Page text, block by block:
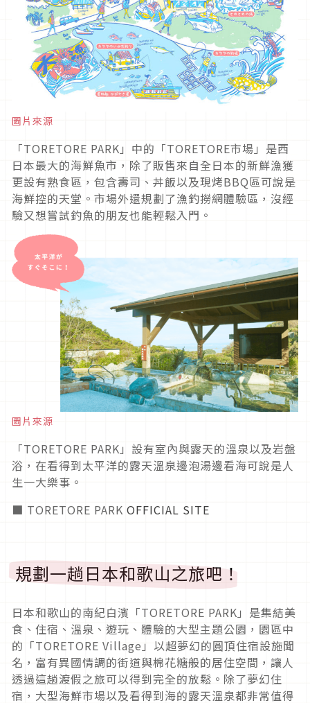
圖片來源
「TORETORE PARK」中的「TORETORE市場」是西
日本最大的海鮮魚市，除了販售來自全日本的新鮮漁獲
更設有熟食區，包含壽司、丼飯以及現烤BBQ區可說是
海鮮控的天堂。市場外還規劃了漁釣撈網體驗區，沒經
驗又想嘗試釣魚的朋友也能輕鬆入門。
圖片來源
「TORETORE PARK」設有室內與露天的溫泉以及岩盤
浴，在看得到太平洋的露天溫泉邊泡湯邊看海可說是人
生一大樂事。
■ TORETORE PARK OFFICIAL SITE
規劃一趟日本和歌山之旅吧！
日本和歌山的南紀白濱「TORETORE PARK」是集結美
食、住宿、溫泉、遊玩、體驗的大型主題公園，園區中
的「TORETORE Village」以超夢幻的圓頂住宿設施聞
名，富有異國情調的街道與棉花糖般的居住空間，讓人
透過這趟渡假之旅可以得到完全的放鬆。除了夢幻住
宿，大型海鮮市場以及看得到海的露天溫泉都非常值得